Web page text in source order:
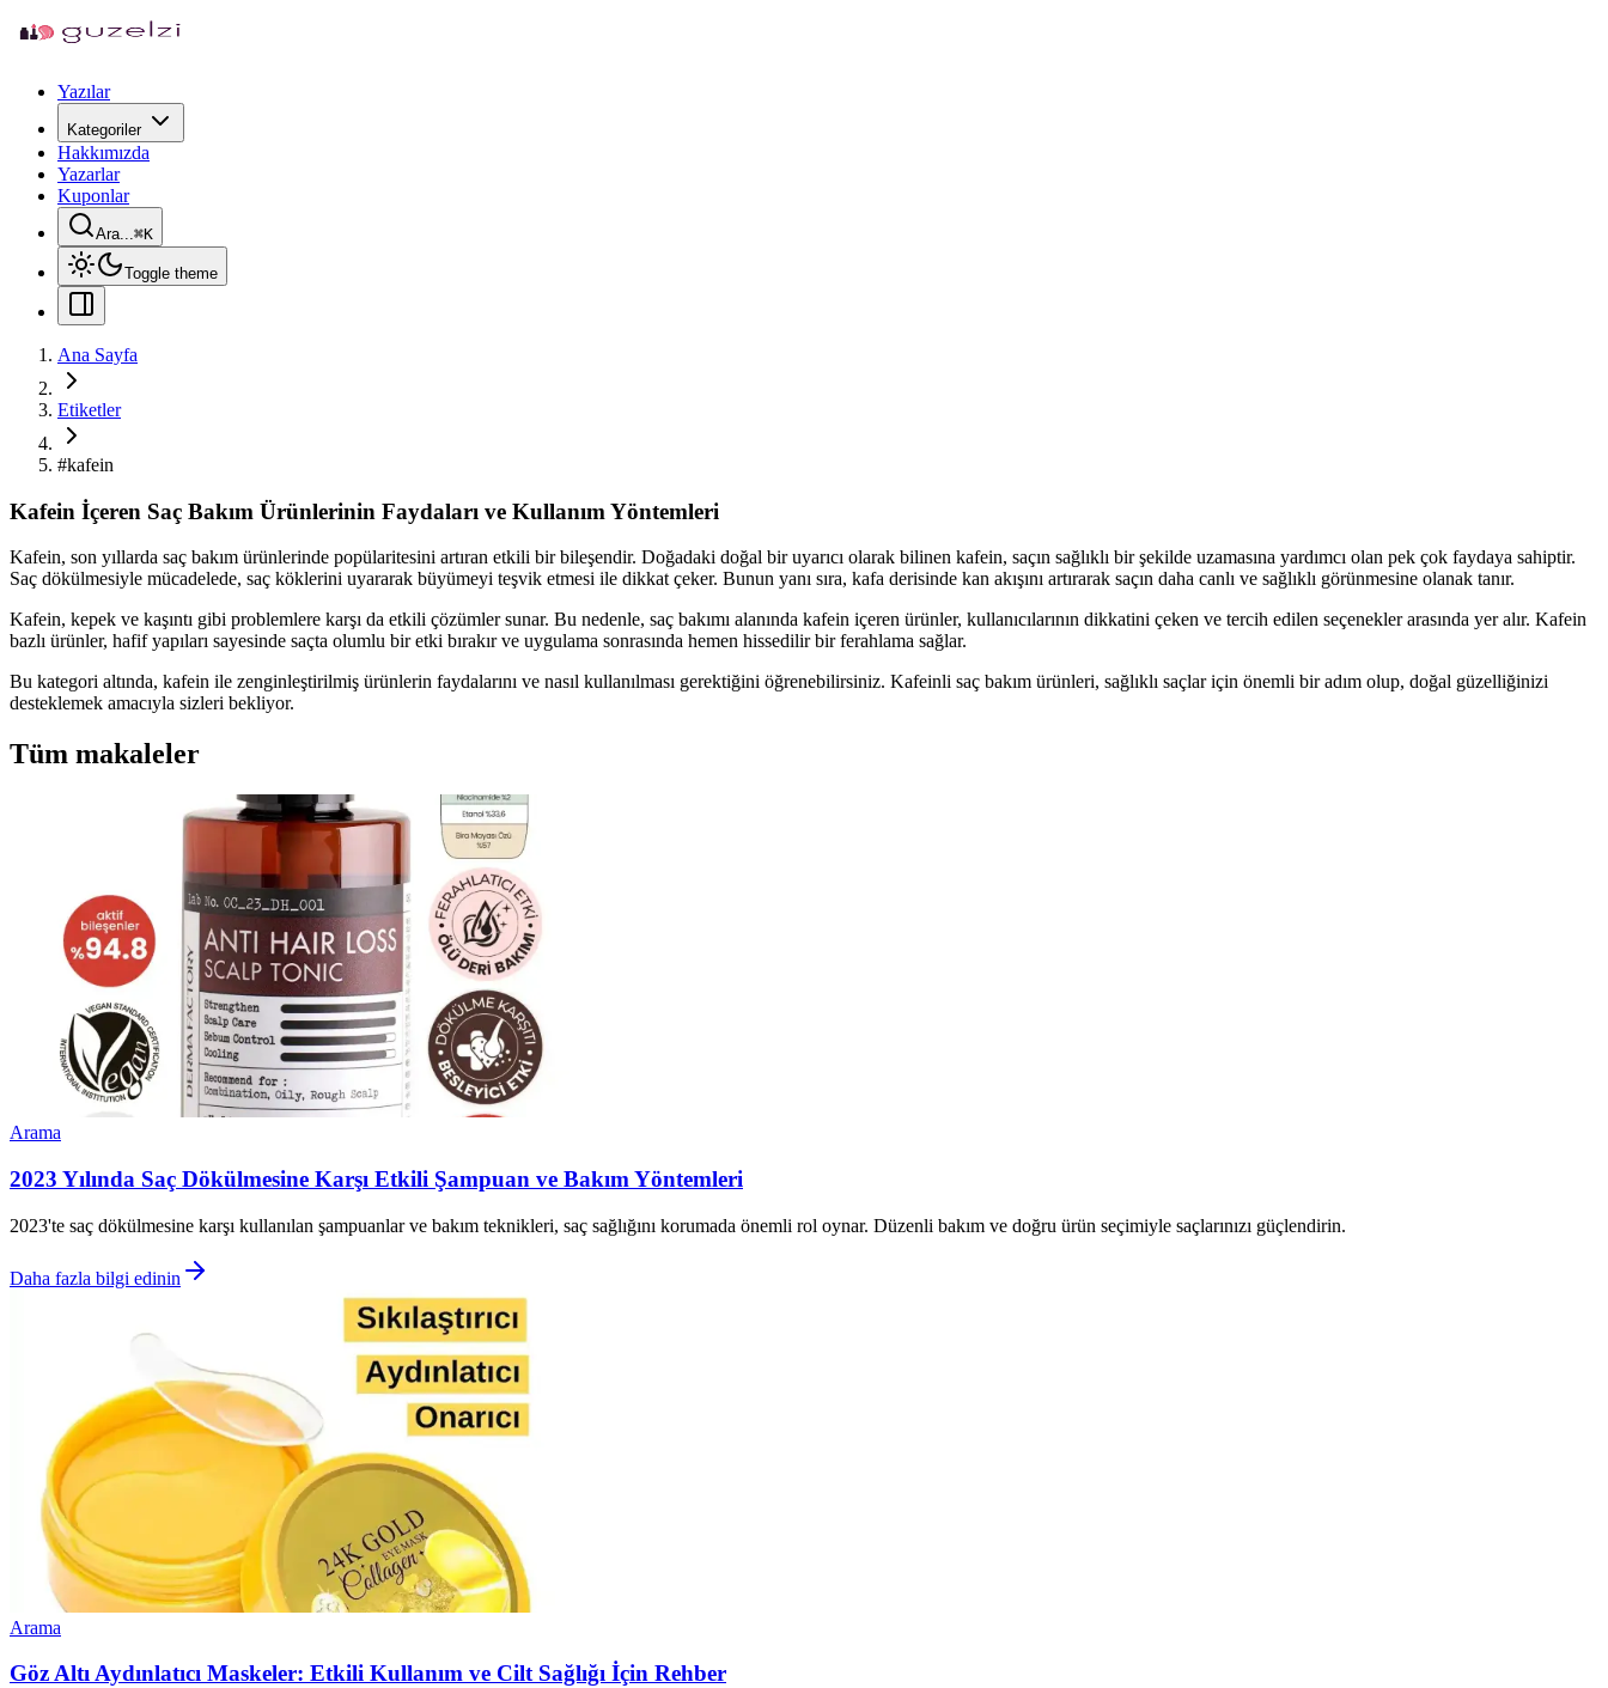
Yazılar
Kategoriler
Hakkımızda
Yazarlar
Kuponlar
Ara...⌘K
Toggle theme
Ana Sayfa
Etiketler
#kafein
Kafein İçeren Saç Bakım Ürünlerinin Faydaları ve Kullanım Yöntemleri
Kafein, son yıllarda saç bakım ürünlerinde popülaritesini artıran etkili bir bileşendir. Doğadaki doğal bir uyarıcı olarak bilinen kafein, saçın sağlıklı bir şekilde uzamasına yardımcı olan pek çok faydaya sahiptir.
Saç dökülmesiyle mücadelede, saç köklerini uyararak büyümeyi teşvik etmesi ile dikkat çeker. Bunun yanı sıra, kafa derisinde kan akışını artırarak saçın daha canlı ve sağlıklı görünmesine olanak tanır.
Kafein, kepek ve kaşıntı gibi problemlere karşı da etkili çözümler sunar. Bu nedenle, saç bakımı alanında kafein içeren ürünler, kullanıcılarının dikkatini çeken ve tercih edilen seçenekler arasında yer alır. Kafein
bazlı ürünler, hafif yapıları sayesinde saçta olumlu bir etki bırakır ve uygulama sonrasında hemen hissedilir bir ferahlama sağlar.
Bu kategori altında, kafein ile zenginleştirilmiş ürünlerin faydalarını ve nasıl kullanılması gerektiğini öğrenebilirsiniz. Kafeinli saç bakım ürünleri, sağlıklı saçlar için önemli bir adım olup, doğal güzelliğinizi
desteklemek amacıyla sizleri bekliyor.
Tüm makaleler
Arama
2023 Yılında Saç Dökülmesine Karşı Etkili Şampuan ve Bakım Yöntemleri
2023'te saç dökülmesine karşı kullanılan şampuanlar ve bakım teknikleri, saç sağlığını korumada önemli rol oynar. Düzenli bakım ve doğru ürün seçimiyle saçlarınızı güçlendirin.
Daha fazla bilgi edinin
Arama
Göz Altı Aydınlatıcı Maskeler: Etkili Kullanım ve Cilt Sağlığı İçin Rehber